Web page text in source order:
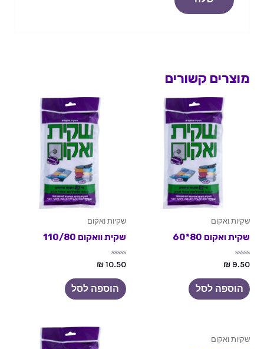
מוצרים קשורים
שקיות ואקום
שקית ואקום 80*60
דורג
מתוך
5
₪ 9.50
הוספה לסל
שקיות ואקום
שקית וואקום 110/80
דורג
מתוך
5
₪10.50
הוספה לסל
שקיות ואקום